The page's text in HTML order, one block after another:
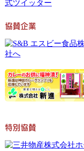
協賛企業
特別協賛